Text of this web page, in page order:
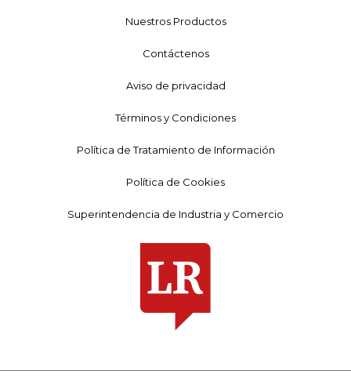
Nuestros Productos
Contáctenos
Aviso de privacidad
Términos y Condiciones
Política de Tratamiento de Información
Política de Cookies
Superintendencia de Industria y Comercio